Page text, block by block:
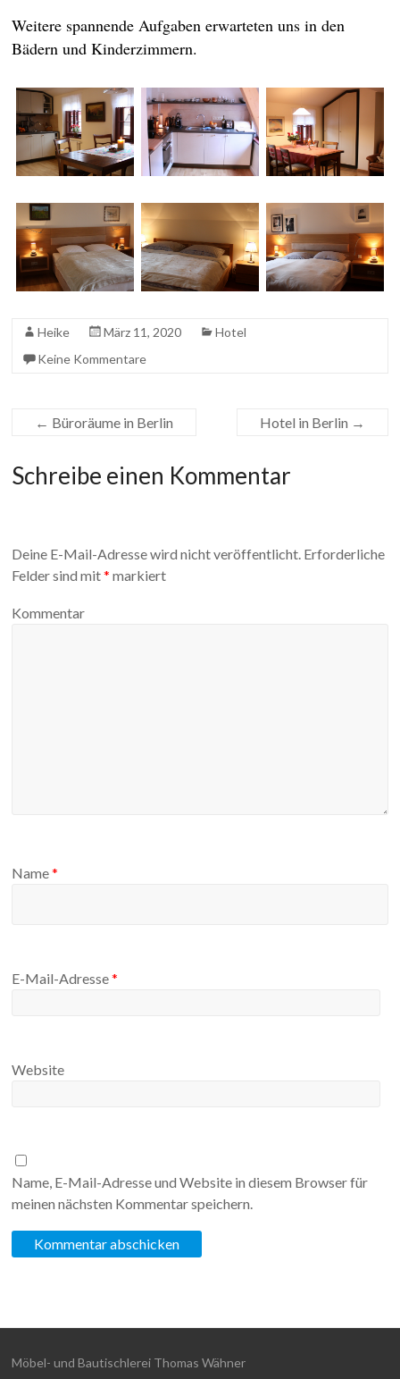
Weitere spannende Aufgaben erwarteten uns in den
Bädern und Kinderzimmern.
Heike März 11, 2020
Hotel
Keine Kommentare
← Büroräume in Berlin Hotel in Berlin →
Schreibe einen Kommentar
Deine E-Mail-Adresse wird nicht veröffentlicht. Erforderliche
Felder sind mit* markiert
Kommentar
Name*
E-Mail-Adresse*
Website
Name, E-Mail-Adresse und Website in diesem Browser für
meinen nächsten Kommentar speichern.
Möbel- und Bautischlerei Thomas Wähner